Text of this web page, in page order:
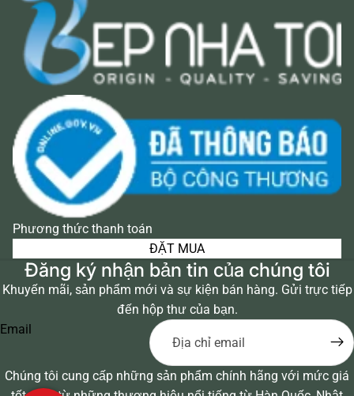
Phương thức thanh toán
ĐẶT MUA
Đăng ký nhận bản tin của chúng tôi
Khuyến mãi, sản phẩm mới và sự kiện bán hàng. Gửi trực tiếp
đến hộp thư của bạn.
Email
Chúng tôi cung cấp những sản phẩm chính hãng với mức giá